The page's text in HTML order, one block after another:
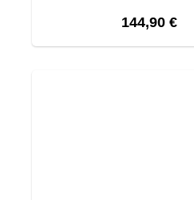
Regulärer
144,90 €